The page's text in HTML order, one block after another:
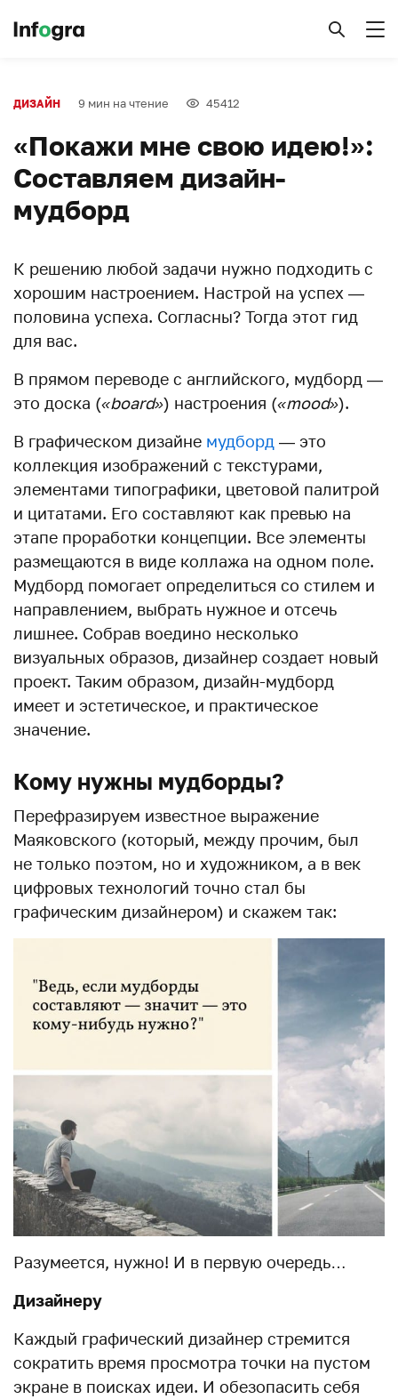
ДИЗАЙН 9 мин на чтение 45412
«Покажи мне свою идею!»:
Составляем дизайн-
мудборд
К решению любой задачи нужно подходить с
хорошим настроением. Настрой на успех —
половина успеха. Согласны? Тогда этот гид
для вас.
В прямом переводе с английского, мудборд —
это доска («board») настроения («mood»).
В графическом дизайне мудборд — это
коллекция изображений с текстурами,
элементами типографики, цветовой палитрой
и цитатами. Его составляют как превью на
этапе проработки концепции. Все элементы
размещаются в виде коллажа на одном поле.
Мудборд помогает определиться со стилем и
направлением, выбрать нужное и отсечь
лишнее. Собрав воедино несколько
визуальных образов, дизайнер создает новый
проект. Таким образом, дизайн-мудборд
имеет и эстетическое, и практическое
значение.
Кому нужны мудборды?
Перефразируем известное выражение
Маяковского (который, между прочим, был
не только поэтом, но и художником, а в век
цифровых технологий точно стал бы
графическим дизайнером) и скажем так:
Разумеется, нужно! И в первую очередь…
Дизайнеру
Каждый графический дизайнер стремится
сократить время просмотра точки на пустом
экране в поисках идеи. И обезопасить себя